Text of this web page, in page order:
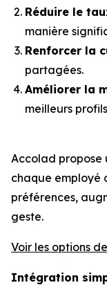
Réduire le
manière
Renforcer la
partagées.
Améliorer la
meilleurs
Accolad propose
chaque employé
préférences,
geste.
Voir les options
Intégration